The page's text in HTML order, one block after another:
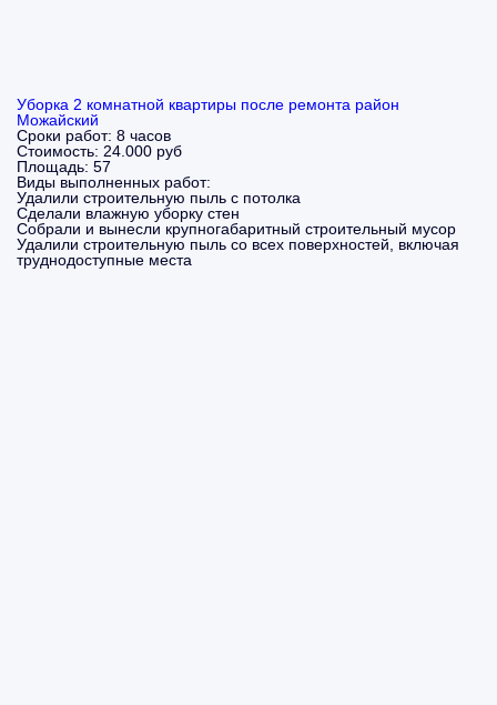
Уборка 2 комнатной квартиры после ремонта район
Можайский
Сроки работ: 8 часов
Стоимость: 24.000 руб
Площадь: 57
Виды выполненных работ:
Удалили строительную пыль с потолка
Сделали влажную уборку стен
Собрали и вынесли крупногабаритный строительный мусор
Удалили строительную пыль со всех поверхностей, включая
труднодоступные места